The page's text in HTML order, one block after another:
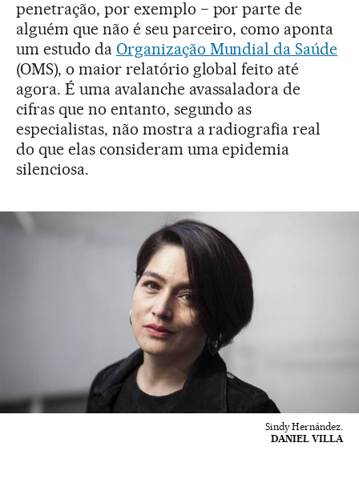
penetração, por exemplo − por parte de
alguém que não é seu parceiro, como aponta
um estudo da Organização Mundial da Saúde
(OMS), o maior relatório global feito até
agora. É uma avalanche avassaladora de
cifras que no entanto, segundo as
especialistas, não mostra a radiografia real
do que elas consideram uma epidemia
silenciosa.
Sindy Hernández.
DANIEL VILLA